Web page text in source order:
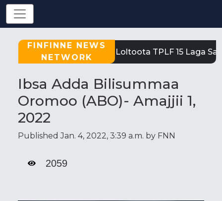
FINFINNE NEWS
NETWORK
Tigray: Reeffi Loltoota TPLF 15 Laga
Ibsa Adda Bilisummaa
Oromoo (ABO)- Amajjii 1,
2022
Published Jan. 4, 2022, 3:39 a.m. by FNN
2059